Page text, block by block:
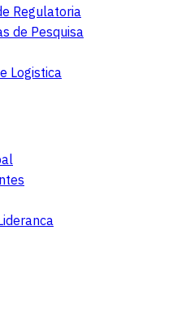
Regulatoria
de Pesquisa
Logistica